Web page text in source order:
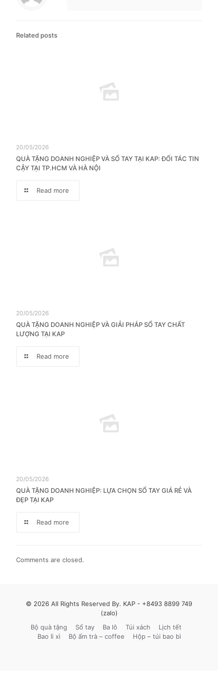
Related posts
20/05/2026
QUÀ TẶNG DOANH NGHIỆP VÀ SỔ TAY TẠI KAP: ĐỐI TÁC TIN
CẬY TẠI TP.HCM VÀ HÀ NỘI
Read more
20/05/2026
QUÀ TẶNG DOANH NGHIỆP VÀ GIẢI PHÁP SỔ TAY CHẤT
LƯỢNG TẠI KAP
Read more
20/05/2026
QUÀ TẶNG DOANH NGHIỆP: LỰA CHỌN SỔ TAY GIÁ RẺ VÀ
ĐẸP TẠI KAP
Read more
Comments are closed.
© 2026 All Rights Reserved By. KAP - +8493 8899 749
(zalo)
Bộ quà tặng
Sổ tay Ba lô Túi xách
Lịch tết
Bao lì xì
Bộ ấm trà – coffee Hộp – túi bao bì